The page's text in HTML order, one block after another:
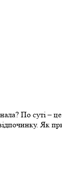
По суті –
відпочинку.